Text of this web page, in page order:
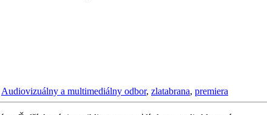
Audiovizuálny a multimediálny odbor, zlatabrana, premiera